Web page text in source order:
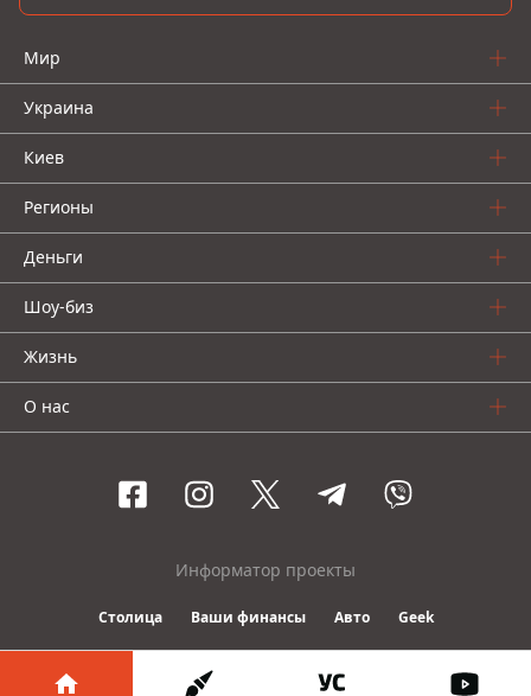
Мир
Украина
Киев
Регионы
Деньги
Шоу-биз
Жизнь
О нас
Информатор проекты
Столица Ваши финансы Авто Geek
© 2016-2026 Informator